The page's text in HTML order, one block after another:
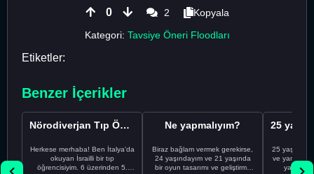
0 2
Kopyala
Kategori: Tavsiye Öneri Floodları
Etiketler:
Benzer İçerikler
Nörodiverjan Tıp Öğrencisi Yeni Bir Yol Arıyor
Herkese merhaba! Ben İtalya'da
okuyan İsrailli bir tıp
öğrencisiyim. 6 üzerinden 5.
Ne yapmalıyım?
Biraz bağlam vermek gerekirse,
24 yaşındayım ve 21 yaşında
bir oyun tasarımı ve geliştirme
25
ve yanlış